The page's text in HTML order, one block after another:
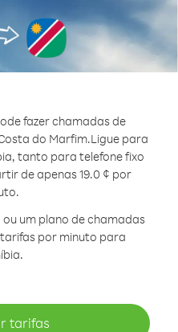
fazer chamadas de
do Marfim.Ligue para
tanto para telefone fixo
de apenas 19.0 ¢ por
um plano de chamadas
por minuto para
tarifas